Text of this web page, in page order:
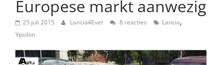
autonieuws
lifestyle
Europese markt aanwezig
25 juli 2015 Lancia4Ever 8 reacties Lancia,
Ypsilon